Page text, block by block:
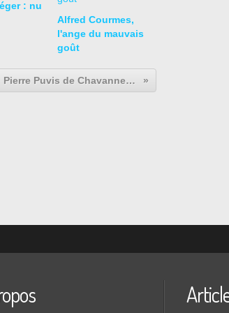
: nu
Alfred Courmes,
l'ange du mauvais
goût
Pierre Puvis de Chavannes "le travail"